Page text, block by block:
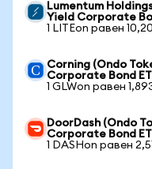
Lumentum
Yield Corporate
1 LITEon равен
Corning (Ondo
Corporate Bond
1 GLWon равен
DoorDash (Ondo
Corporate Bond
1 DASHon равен